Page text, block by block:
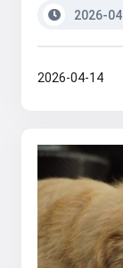
2026-
2026-04-14